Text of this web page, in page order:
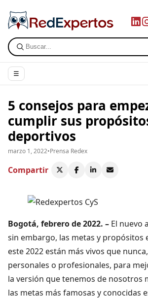
☰
5 consejos para
cumplir sus
deportivos
marzo 1, 2022•Prensa Redex
Compartir
Bogotá, febrero de 2022. – El nuevo
sin embargo, las metas y propósitos
este 2022 están más vivos que
personales o profesionales, para
la versión que tenemos de nosotros
las metas más famosas y conocidas